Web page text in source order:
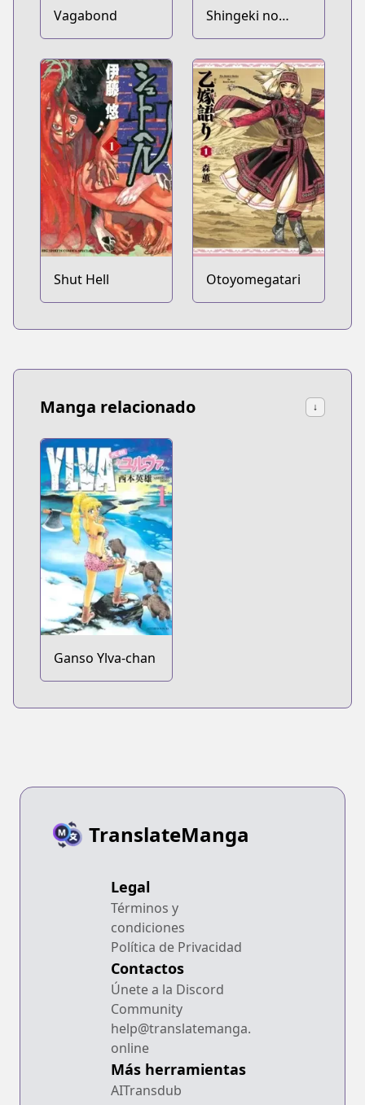
Vagabond
Shingeki no
Kyojin
Shut Hell Otoyomegatari
Manga relacionado ↓
Ganso Ylva-chan
TranslateManga
Legal
Términos y
condiciones
Política de Privacidad
Contactos
Únete a la Discord
Community
help@translatemanga.
online
Más herramientas
AITransdub